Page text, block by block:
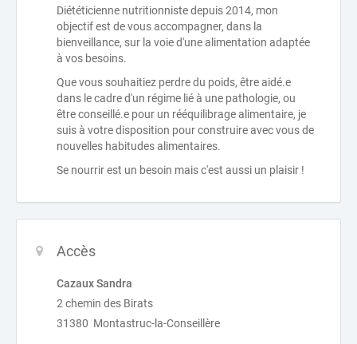
Diététicienne nutritionniste depuis 2014, mon
objectif est de vous accompagner, dans la
bienveillance, sur la voie d'une alimentation adaptée
à vos besoins.
Que vous souhaitiez perdre du poids, être aidé.e
dans le cadre d'un régime lié à une pathologie, ou
être conseillé.e pour un rééquilibrage alimentaire, je
suis à votre disposition pour construire avec vous de
nouvelles habitudes alimentaires.
Se nourrir est un besoin mais c'est aussi un plaisir !
Accès
Cazaux Sandra
2 chemin des Birats
31380 Montastruc-la-Conseillère